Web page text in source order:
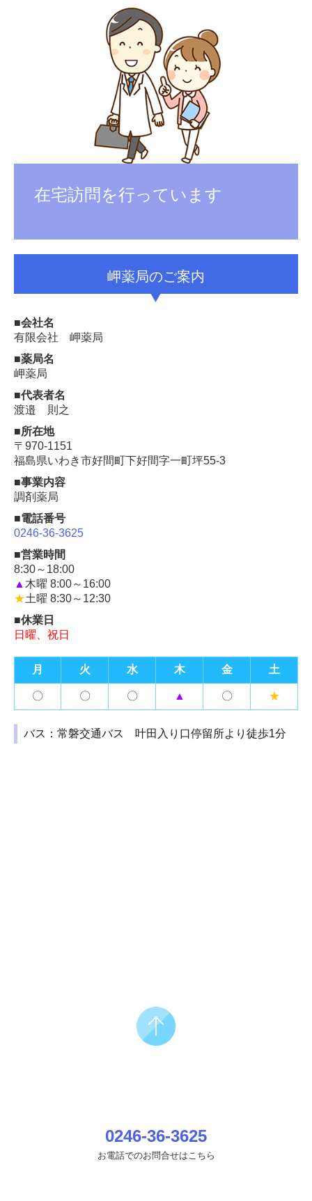
在宅訪問を行っています
岬薬局のご案内
■会社名
有限会社 岬薬局
■薬局名
岬薬局
■代表者名
渡邉 則之
■所在地
〒970-1151
福島県いわき市好間町下好間字一町坪55-3
■事業内容
調剤薬局
■電話番号
0246-36-3625
■営業時間
8:30～18:00
▲ 木曜 8:00～16:00
★土曜 8:30～12:30
■休業日
日曜、祝日
月 火 水 木 金 土
〇 〇 〇 ▲ 〇 ★
バス：常磐交通バス 叶田入り口停留所より徒歩1分
0246-36-3625
お電話でのお問合せはこちら